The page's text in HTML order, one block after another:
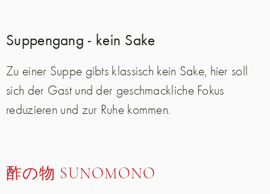
Suppengang - kein Sake
Zu einer Suppe gibts klassisch kein Sake, hier soll
sich der Gast und der geschmackliche Fokus
reduzieren und zur Ruhe kommen.
酢の物 SUNOMONO